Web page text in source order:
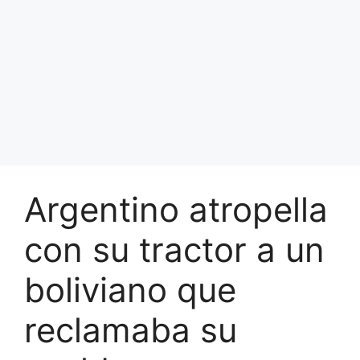
Argentino atropella
con su tractor a un
boliviano que
reclamaba su